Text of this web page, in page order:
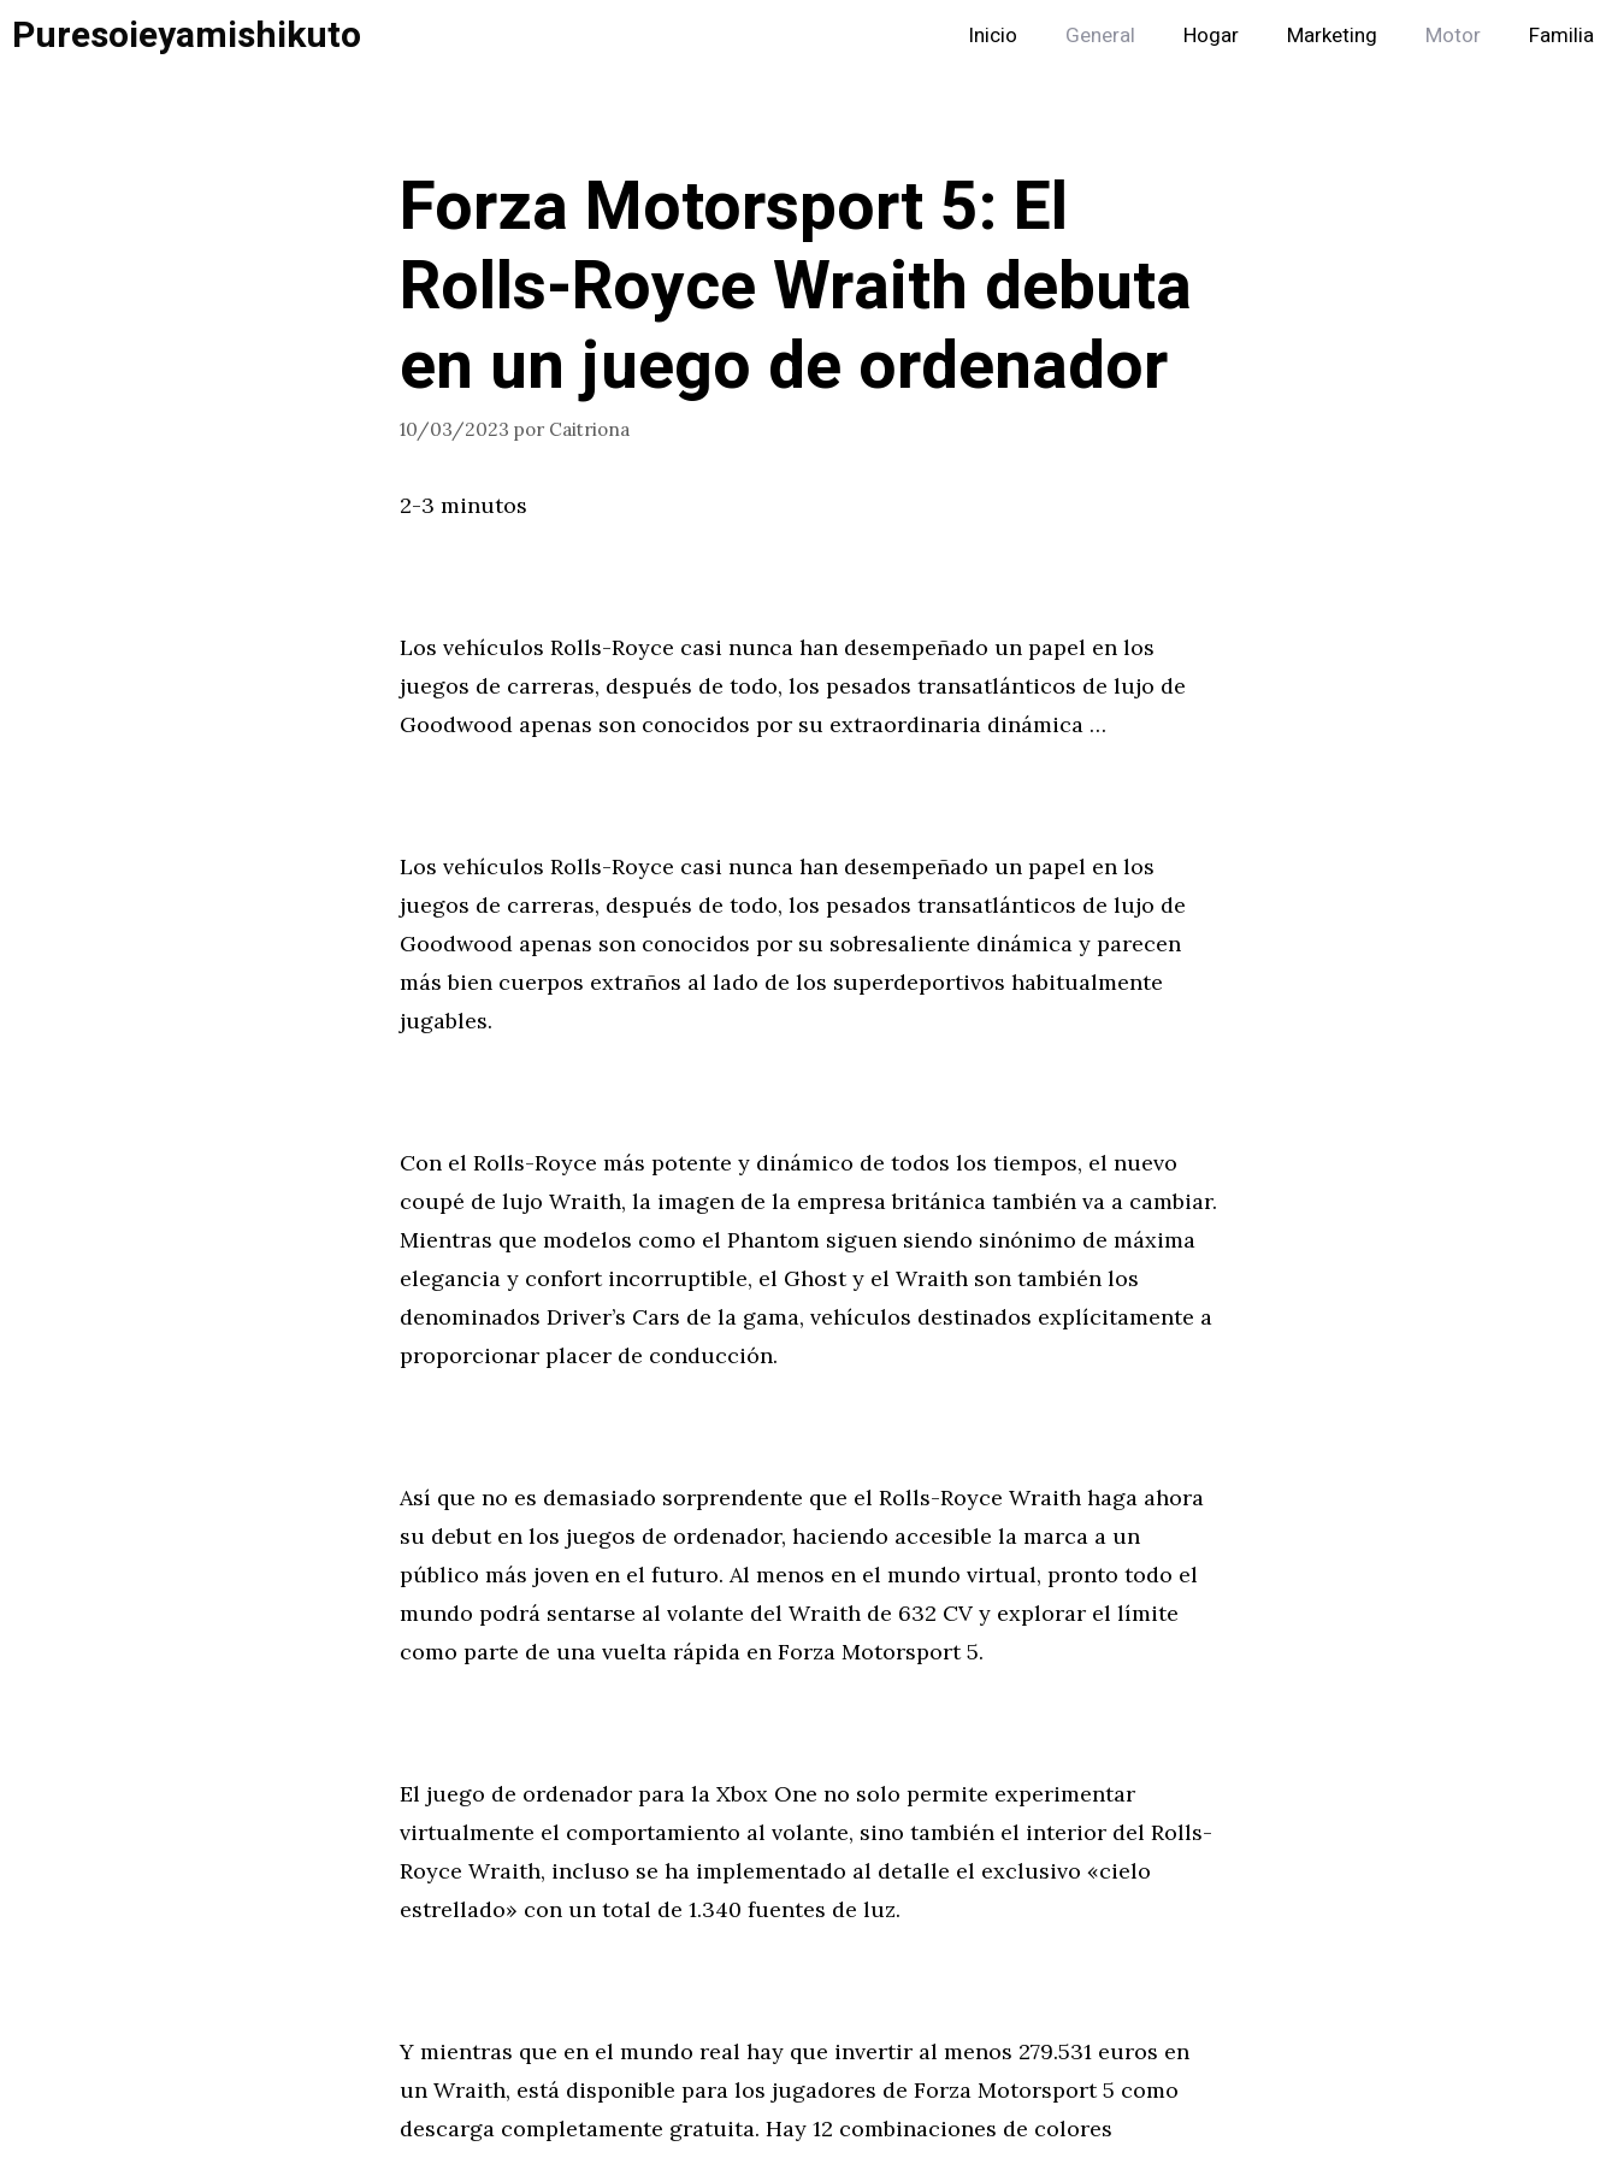
Saltar
alPuresoieyamishikuto Inicio General Hogar Marketing Motor Familia
Forza Motorsport 5: El
Rolls-Royce Wraith debuta
en un juego de ordenador
10/03/2023 por Caitriona
2-3 minutos
Los vehículos Rolls-Royce casi nunca han desempeñado un papel en los
juegos de carreras, después de todo, los pesados transatlánticos de lujo de
Goodwood apenas son conocidos por su extraordinaria dinámica …
Los vehículos Rolls-Royce casi nunca han desempeñado un papel en los
juegos de carreras, después de todo, los pesados transatlánticos de lujo de
Goodwood apenas son conocidos por su sobresaliente dinámica y parecen
más bien cuerpos extraños al lado de los superdeportivos habitualmente
jugables.
Con el Rolls-Royce más potente y dinámico de todos los tiempos, el nuevo
coupé de lujo Wraith, la imagen de la empresa británica también va a cambiar.
Mientras que modelos como el Phantom siguen siendo sinónimo de máxima
elegancia y confort incorruptible, el Ghost y el Wraith son también los
denominados Driver’s Cars de la gama, vehículos destinados explícitamente a
proporcionar placer de conducción.
Así que no es demasiado sorprendente que el Rolls-Royce Wraith haga ahora
su debut en los juegos de ordenador, haciendo accesible la marca a un
público más joven en el futuro. Al menos en el mundo virtual, pronto todo el
mundo podrá sentarse al volante del Wraith de 632 CV y explorar el límite
como parte de una vuelta rápida en Forza Motorsport 5.
El juego de ordenador para la Xbox One no solo permite experimentar
virtualmente el comportamiento al volante, sino también el interior del Rolls-
Royce Wraith, incluso se ha implementado al detalle el exclusivo «cielo
estrellado» con un total de 1.340 fuentes de luz.
Y mientras que en el mundo real hay que invertir al menos 279.531 euros en
un Wraith, está disponible para los jugadores de Forza Motorsport 5 como
descarga completamente gratuita. Hay 12 combinaciones de colores